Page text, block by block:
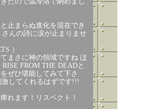
止まらぬ進化を混在でき
んの詩に涙が止まりませ
）
まさに神の領域ですね ほ
FROM THE DEADと
ぜひ堪能してみて下さ
してくれるはずです!!!
れます！リスペクト！